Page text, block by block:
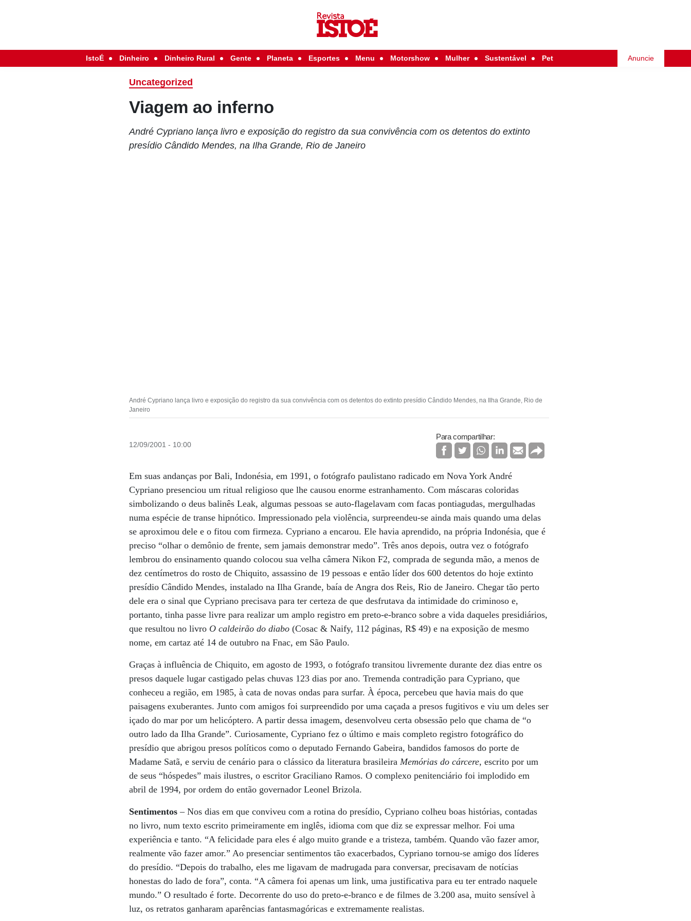
IstoÉ Dinheiro Dinheiro Rural Gente Planeta Esportes Menu Motorshow Mulher Sustentável Pet Anuncie
Uncategorized
Viagem ao inferno
André Cypriano lança livro e exposição do registro da sua convivência com os detentos do extinto
presídio Cândido Mendes, na Ilha Grande, Rio de Janeiro
André Cypriano lança livro e exposição do registro da sua convivência com os detentos do extinto presídio Cândido Mendes, na Ilha Grande, Rio de
Janeiro
12/09/2001 - 10:00
Para compartilhar:
Em suas andanças por Bali, Indonésia, em 1991, o fotógrafo paulistano radicado em Nova York André
Cypriano presenciou um ritual religioso que lhe causou enorme estranhamento. Com máscaras coloridas
simbolizando o deus balinês Leak, algumas pessoas se auto-flagelavam com facas pontiagudas, mergulhadas
numa espécie de transe hipnótico. Impressionado pela violência, surpreendeu-se ainda mais quando uma delas
se aproximou dele e o fitou com firmeza. Cypriano a encarou. Ele havia aprendido, na própria Indonésia, que é
preciso “olhar o demônio de frente, sem jamais demonstrar medo”. Três anos depois, outra vez o fotógrafo
lembrou do ensinamento quando colocou sua velha câmera Nikon F2, comprada de segunda mão, a menos de
dez centímetros do rosto de Chiquito, assassino de 19 pessoas e então líder dos 600 detentos do hoje extinto
presídio Cândido Mendes, instalado na Ilha Grande, baía de Angra dos Reis, Rio de Janeiro. Chegar tão perto
dele era o sinal que Cypriano precisava para ter certeza de que desfrutava da intimidade do criminoso e,
portanto, tinha passe livre para realizar um amplo registro em preto-e-branco sobre a vida daqueles presidiários,
que resultou no livro O caldeirão do diabo (Cosac & Naify, 112 páginas, R$ 49) e na exposição de mesmo
nome, em cartaz até 14 de outubro na Fnac, em São Paulo.
Graças à influência de Chiquito, em agosto de 1993, o fotógrafo transitou livremente durante dez dias entre os
presos daquele lugar castigado pelas chuvas 123 dias por ano. Tremenda contradição para Cypriano, que
conheceu a região, em 1985, à cata de novas ondas para surfar. À época, percebeu que havia mais do que
paisagens exuberantes. Junto com amigos foi surpreendido por uma caçada a presos fugitivos e viu um deles ser
içado do mar por um helicóptero. A partir dessa imagem, desenvolveu certa obsessão pelo que chama de “o
outro lado da Ilha Grande”. Curiosamente, Cypriano fez o último e mais completo registro fotográfico do
presídio que abrigou presos políticos como o deputado Fernando Gabeira, bandidos famosos do porte de
Madame Satã, e serviu de cenário para o clássico da literatura brasileiraMemórias do cárcere, escrito por um
de seus “hóspedes” mais ilustres, o escritor Graciliano Ramos. O complexo penitenciário foi implodido em
abril de 1994, por ordem do então governador Leonel Brizola.
Sentimentos – Nos dias em que conviveu com a rotina do presídio, Cypriano colheu boas histórias, contadas
no livro, num texto escrito primeiramente em inglês, idioma com que diz se expressar melhor. Foi uma
experiência e tanto. “A felicidade para eles é algo muito grande e a tristeza, também. Quando vão fazer amor,
realmente vão fazer amor.” Ao presenciar sentimentos tão exacerbados, Cypriano tornou-se amigo dos líderes
do presídio. “Depois do trabalho, eles me ligavam de madrugada para conversar, precisavam de notícias
honestas do lado de fora”, conta. “A câmera foi apenas um link, uma justificativa para eu ter entrado naquele
mundo.” O resultado é forte. Decorrente do uso do preto-e-branco e de filmes de 3.200 asa, muito sensível à
luz, os retratos ganharam aparências fantasmagóricas e extremamente realistas.